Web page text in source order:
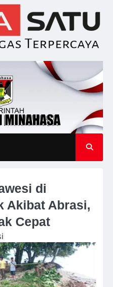
di
Akibat Abrasi,
Cepat